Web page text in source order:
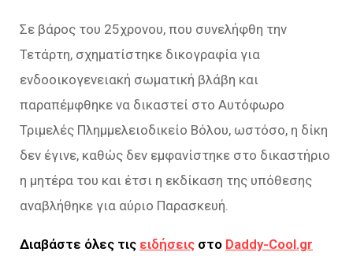
Σε βάρος του 25χρονου, που συνελήφθη την
Τετάρτη, σχηματίστηκε δικογραφία για
ενδοοικογενειακή σωματική βλάβη και
παραπέμφθηκε να δικαστεί στο Αυτόφωρο
Τριμελές Πλημμελειοδικείο Βόλου, ωστόσο, η δίκη
δεν έγινε, καθώς δεν εμφανίστηκε στο δικαστήριο
η μητέρα του και έτσι η εκδίκαση της υπόθεσης
αναβλήθηκε για αύριο Παρασκευή.
Διαβάστε όλες τις ειδήσεις στο Daddy-Cool.gr